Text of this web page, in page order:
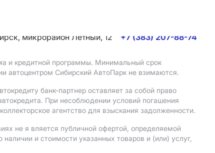
микрорайон Летный, 12
+7 (383) 207-88-74
и кредитной программы. Минимальный срок
автоцентром Сибирский АвтоПарк не взимаются.
банк-партнер оставляет за собой право
При несоблюдении условий погашения
агентство для взыскания задолженности.
не я вляется публичной офертой, определяемой
и стоимости указанных товаров и (или) услуг,